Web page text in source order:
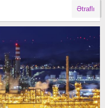
Ətraflı